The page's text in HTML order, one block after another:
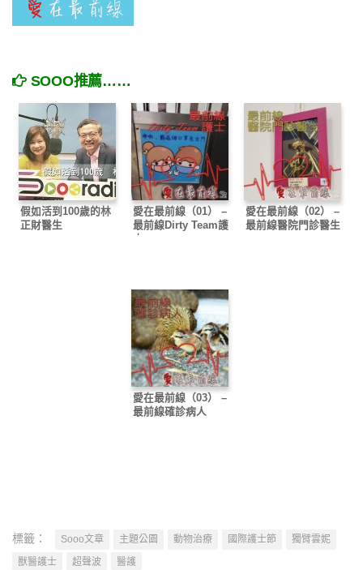
SOOO推薦……
假如活到100歲的林
正財醫生
愛在最前線（01） –
最前線Dirty Team護
士
愛在最前線（02） –
最前線醫院門診醫生
愛在最前線（03） –
最前線確診病人
標籤： Sooo文章 主題公園 動物治療 國際護士節
獨臂雲妮
獸醫護士
超聲波 醫護